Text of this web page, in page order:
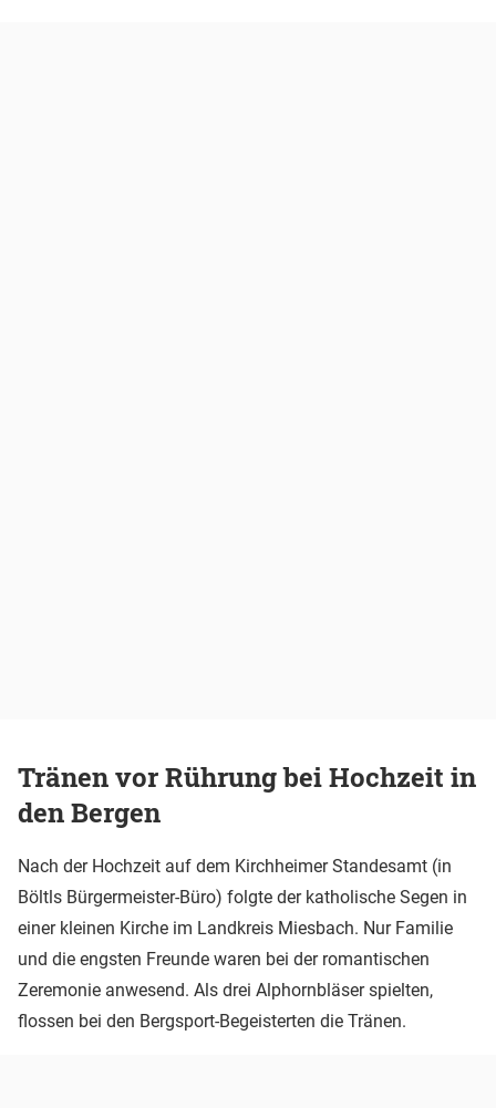
Tränen vor Rührung bei Hochzeit in
den Bergen
Nach der Hochzeit auf dem Kirchheimer Standesamt (in
Böltls Bürgermeister-Büro) folgte der katholische Segen in
einer kleinen Kirche im Landkreis Miesbach. Nur Familie
und die engsten Freunde waren bei der romantischen
Zeremonie anwesend. Als drei Alphornbläser spielten,
flossen bei den Bergsport-Begeisterten die Tränen.